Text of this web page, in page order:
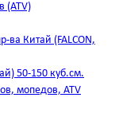
(ATV)
ва Китай (FALCON,
50-150 куб.см.
мопедов, ATV